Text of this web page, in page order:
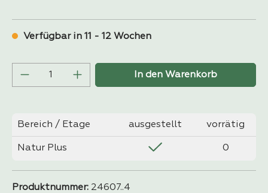
Verfügbar in 11 - 12 Wochen
Produkt Anzahl: Gib den gewünschten
In den Warenkorb
Bereich / Etage ausgestellt vorrätig
Natur Plus 0
Produktnummer: 24607..4